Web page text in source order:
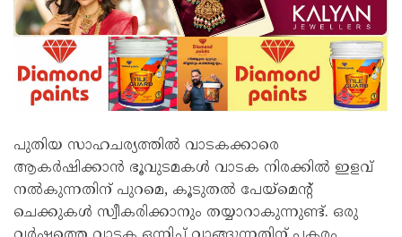
പുതിയ സാഹചര്യത്തില്‍ വാടകക്കാരെ
ആകര്‍ഷിക്കാന്‍ ഭൂവുടമകള്‍ വാടക നിരക്കില്‍ ഇളവ്
നല്‍കുന്നതിന് പുറമെ, കൂടുതല്‍ പേയ്മെന്റ്
ചെക്കുകള്‍ സ്വീകരിക്കാനും തയ്യാറാകുന്നുണ്ട്. ഒരു